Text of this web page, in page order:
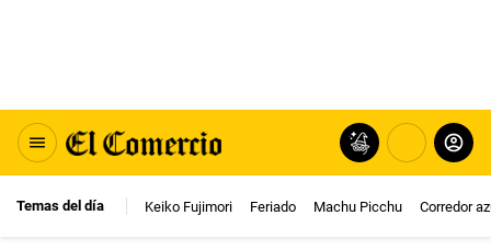
Temas del día Keiko Fujimori Feriado Machu Picchu Corredor